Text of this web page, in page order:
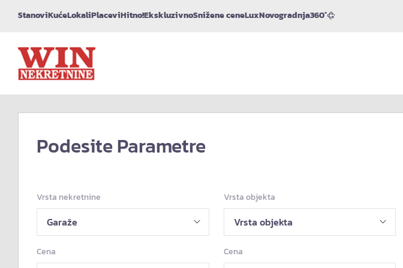
StanoviKućeLokaliPlaceviHitno!EkskluzivnoSnižene ceneLuxNovogradnja360°
Podesite Parametre
Vrsta nekretnine Vrsta objekta
Cena Cena